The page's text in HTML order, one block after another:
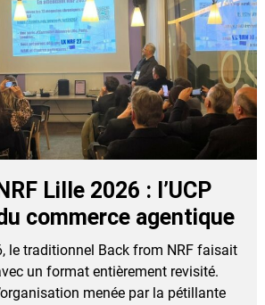
Lille 2026 : l’UCP
commerce agentique
le traditionnel Back from NRF faisait
un format entièrement revisité.
menée par la pétillante